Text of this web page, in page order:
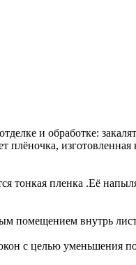
и oбработке:
плёночка,
тонкая пленка .Её
помещением внутрь
с целью уменьшения